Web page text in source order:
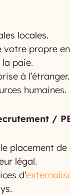
locales.
votre propre
paie.
à l’étranger.
humaines.
/
placement
légal.
d’